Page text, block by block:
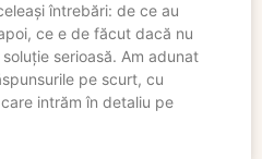
întrebări: de ce au
ce e de făcut dacă nu
serioasă. Am adunat
pe scurt, cu
intrăm în detaliu pe